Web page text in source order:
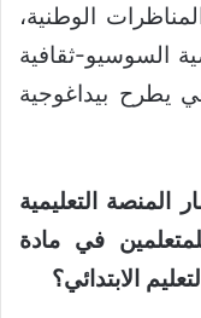
الوطنية،
السوسيو-ثقافية
يطرح بيداغوجية
التعليمية
في مادة
الابتدائي؟